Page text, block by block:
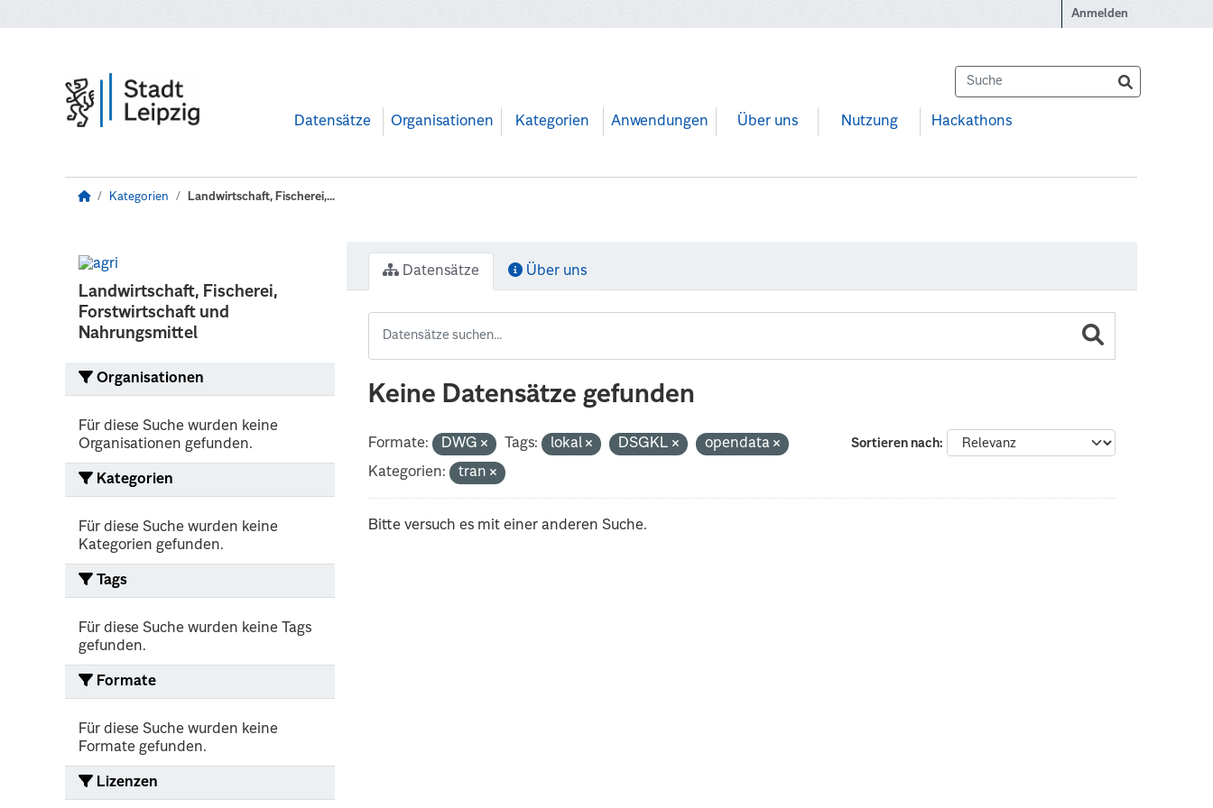
Anmelden
Datensätze Organisationen Kategorien Anwendungen Über uns Nutzung Hackathons
Kategorien Landwirtschaft, Fischerei,...
Landwirtschaft, Fischerei,
Forstwirtschaft und
Nahrungsmittel
Organisationen
Für diese Suche wurden keine
Organisationen gefunden.
Kategorien
Für diese Suche wurden keine
Kategorien gefunden.
Tags
Für diese Suche wurden keine Tags
gefunden.
Formate
Für diese Suche wurden keine
Formate gefunden.
Lizenzen
Datensätze Über uns
Keine Datensätze gefunden
Sortieren nach
Formate: DWG Tags: lokal DSGKL
opendata
Kategorien:
tran
Bitte versuch es mit einer anderen Suche.